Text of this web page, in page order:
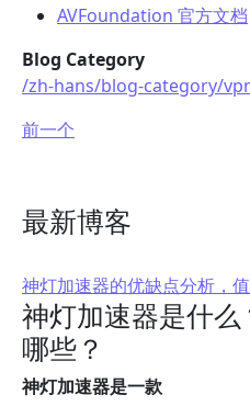
AVFoundation 官方文档
Blog Category
/zh-hans/blog-category/
前一个
最新博客
神灯加速器的优缺点分析，
神灯加速器是什
哪些？
神灯加速器是一款